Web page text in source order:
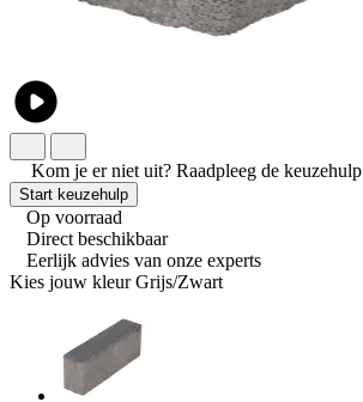
Kom je er niet uit? Raadpleeg de keuzehulp
Start keuzehulp
Op voorraad
Direct beschikbaar
Eerlijk advies van onze experts
Kies jouw kleur Grijs/Zwart